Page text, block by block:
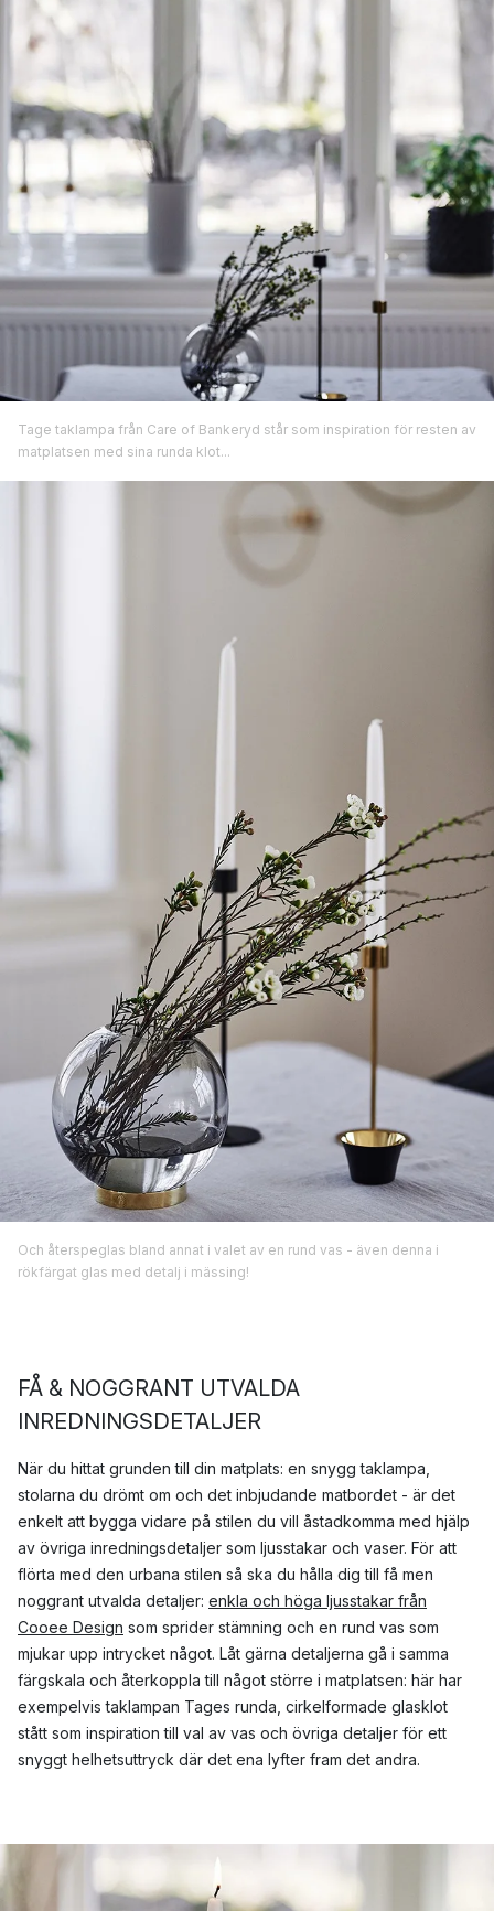
Tage taklampa från Care of Bankeryd står som inspiration för resten av
matplatsen med sina runda klot...
Och återspeglas bland annat i valet av en rund vas - även denna i
rökfärgat glas med detalj i mässing!
FÅ & NOGGRANT UTVALDA
INREDNINGSDETALJER
När du hittat grunden till din matplats: en snygg taklampa,
stolarna du drömt om och det inbjudande matbordet - är det
enkelt att bygga vidare på stilen du vill åstadkomma med hjälp
av övriga inredningsdetaljer som ljusstakar och vaser. För att
flörta med den urbana stilen så ska du hålla dig till få men
noggrant utvalda detaljer: enkla och höga ljusstakar från
Cooee Design som sprider stämning och en rund vas som
mjukar upp intrycket något. Låt gärna detaljerna gå i samma
färgskala och återkoppla till något större i matplatsen: här har
exempelvis taklampan Tages runda, cirkelformade glasklot
stått som inspiration till val av vas och övriga detaljer för ett
snyggt helhetsuttryck där det ena lyfter fram det andra.